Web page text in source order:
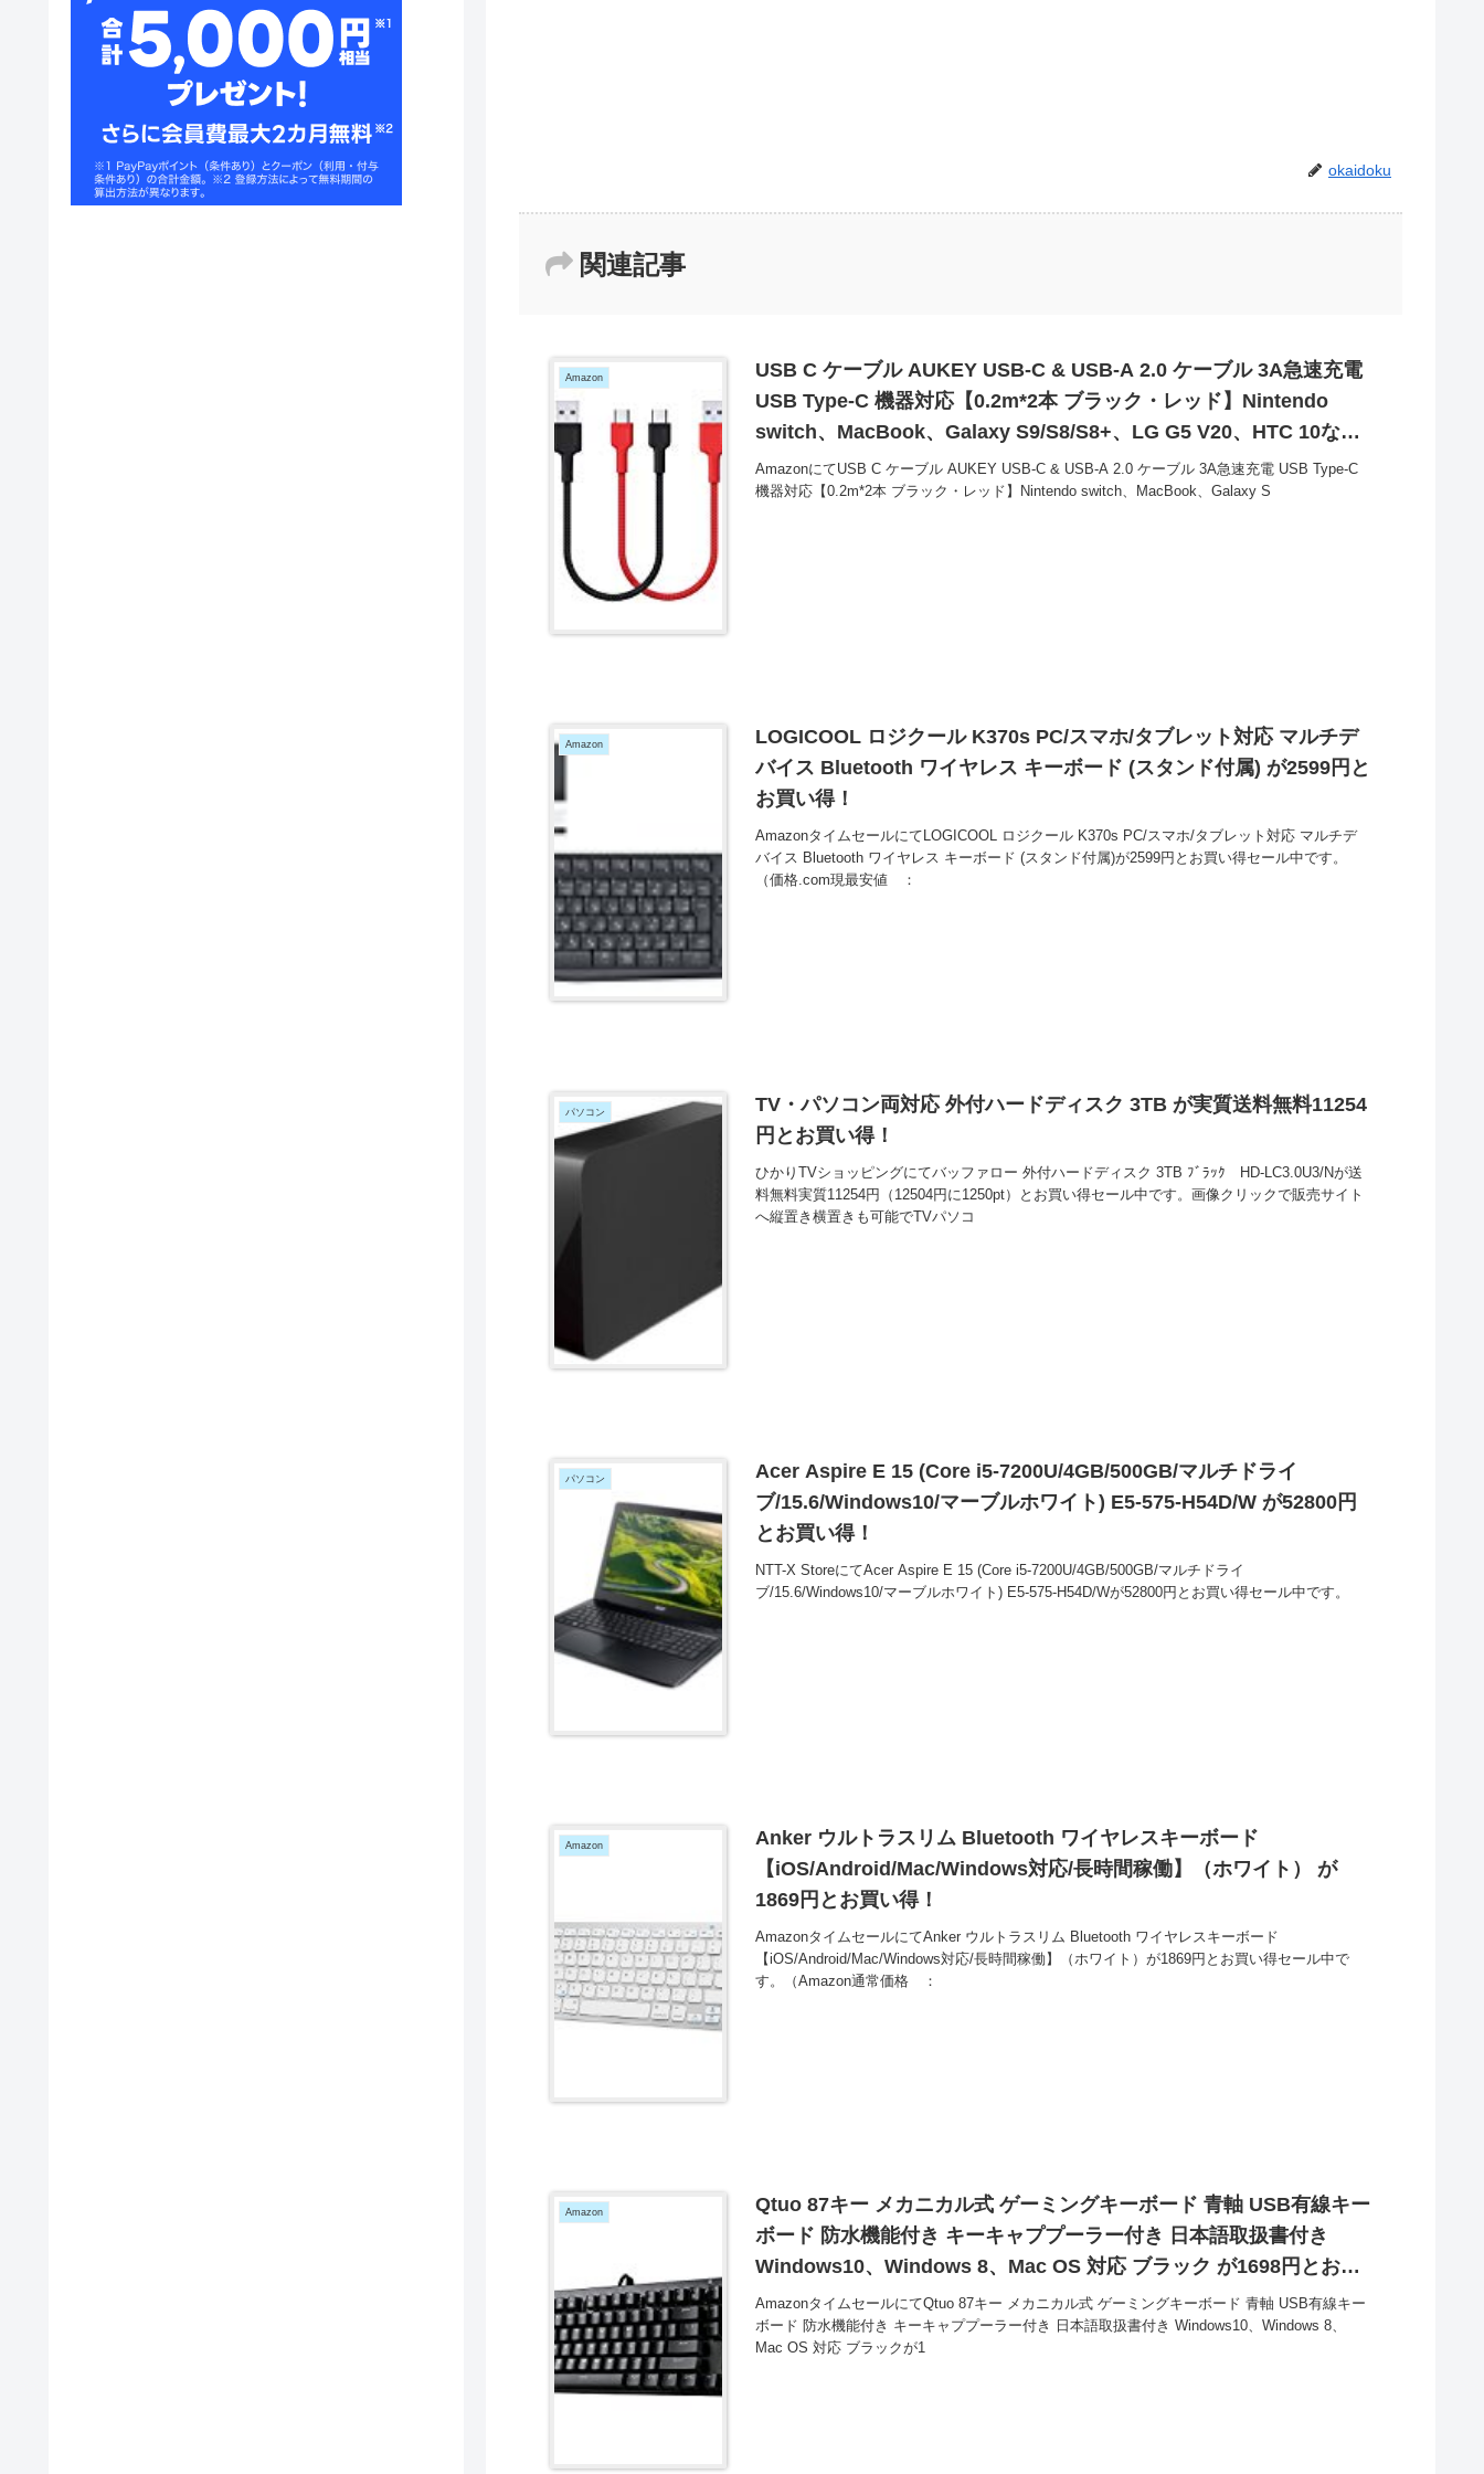
okaidoku
関連記事
Amazon
USB C ケーブル AUKEY USB-C & USB-A 2.0 ケーブル 3A急速充電
USB Type-C 機器対応【0.2m*2本 ブラック・レッド】Nintendo
switch、MacBook、Galaxy S9/S8/S8+、LG G5 V20、HTC 10など
対応 CB-CMD34 が749円とお買い得！
AmazonにてUSB C ケーブル AUKEY USB-C & USB-A 2.0 ケーブル 3A急速充電 USB Type-C
機器対応【0.2m*2本 ブラック・レッド】Nintendo switch、MacBook、Galaxy S
Amazon
LOGICOOL ロジクール K370s PC/スマホ/タブレット対応 マルチデ
バイス Bluetooth ワイヤレス キーボード (スタンド付属) が2599円と
お買い得！
AmazonタイムセールにてLOGICOOL ロジクール K370s PC/スマホ/タブレット対応 マルチデ
バイス Bluetooth ワイヤレス キーボード (スタンド付属)が2599円とお買い得セール中です。
（価格.com現最安値 ：
パソコン
TV・パソコン両対応 外付ハードディスク 3TB が実質送料無料11254
円とお買い得！
ひかりTVショッピングにてバッファロー 外付ハードディスク 3TB ﾌﾞﾗｯｸ HD-LC3.0U3/Nが送
料無料実質11254円（12504円に1250pt）とお買い得セール中です。画像クリックで販売サイト
へ縦置き横置きも可能でTVパソコ
パソコン
Acer Aspire E 15 (Core i5-7200U/4GB/500GB/マルチドライ
ブ/15.6/Windows10/マーブルホワイト) E5-575-H54D/W が52800円
とお買い得！
NTT-X StoreにてAcer Aspire E 15 (Core i5-7200U/4GB/500GB/マルチドライ
ブ/15.6/Windows10/マーブルホワイト) E5-575-H54D/Wが52800円とお買い得セール中です。
Amazon
Anker ウルトラスリム Bluetooth ワイヤレスキーボード
【iOS/Android/Mac/Windows対応/長時間稼働】（ホワイト） が
1869円とお買い得！
AmazonタイムセールにてAnker ウルトラスリム Bluetooth ワイヤレスキーボード
【iOS/Android/Mac/Windows対応/長時間稼働】（ホワイト）が1869円とお買い得セール中で
す。（Amazon通常価格 ：
Amazon
Qtuo 87キー メカニカル式 ゲーミングキーボード 青軸 USB有線キー
ボード 防水機能付き キーキャププーラー付き 日本語取扱書付き
Windows10、Windows 8、Mac OS 対応 ブラック が1698円とお買
い得！
AmazonタイムセールにてQtuo 87キー メカニカル式 ゲーミングキーボード 青軸 USB有線キー
ボード 防水機能付き キーキャププーラー付き 日本語取扱書付き Windows10、Windows 8、
Mac OS 対応 ブラックが1